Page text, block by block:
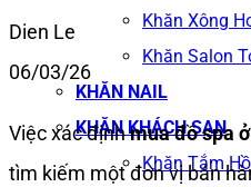
Khăn Xông
Khăn Salon
KHĂN NAIL
KHĂN KHÁCH SẠN
Khăn Tắm
Dien Le
06/03/26
Việc xác địnhmua đồ spa
tìm kiếm một đơn vị bán